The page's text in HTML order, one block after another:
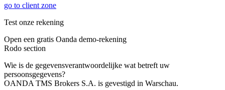
go to client zone
Test onze rekening
Open een gratis Oanda demo-rekening
Rodo section
Wie is de gegevensverantwoordelijke wat betreft uw
persoonsgegevens?
OANDA TMS Brokers S.A. is gevestigd in Warschau.